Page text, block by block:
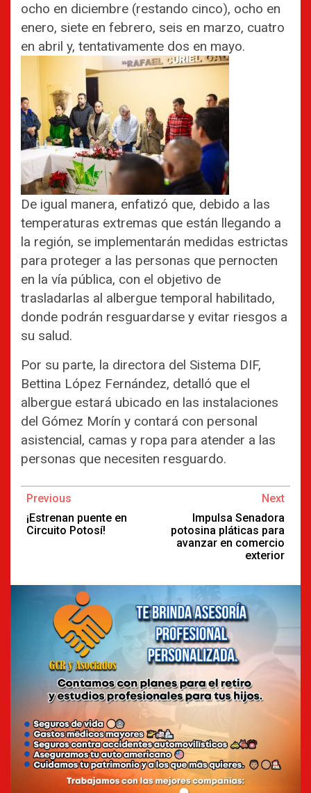
ocho en diciembre (restando cinco), ocho en
enero, siete en febrero, seis en marzo, cuatro
en abril y, tentativamente dos en mayo.
De igual manera, enfatizó que, debido a las
temperaturas extremas que están llegando a
la región, se implementarán medidas estrictas
para proteger a las personas que pernocten
en la vía pública, con el objetivo de
trasladarlas al albergue temporal habilitado,
donde podrán resguardarse y evitar riesgos a
su salud.
Por su parte, la directora del Sistema DIF,
Bettina López Fernández, detalló que el
albergue estará ubicado en las instalaciones
del Gómez Morín y contará con personal
asistencial, camas y ropa para atender a las
personas que necesiten resguardo.
Continue
Reading
Previous
¡Estrenan puente en
Circuito Potosí!
Next
Impulsa Senadora
potosina pláticas para
avanzar en comercio
exterior